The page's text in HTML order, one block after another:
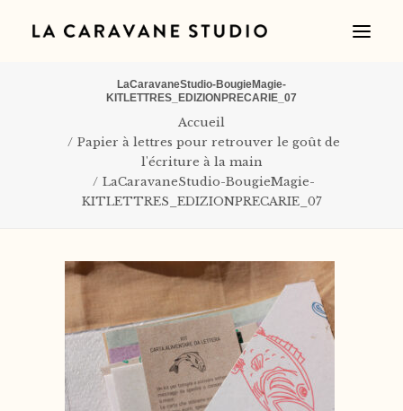
LaCaravaneStudio-BougieMagie-
KITLETTRES_EDIZIONPRECARIE_07
Accueil
Papier à lettres pour retrouver le goût de
l'écriture à la main
LaCaravaneStudio-BougieMagie-
KITLETTRES_EDIZIONPRECARIE_07